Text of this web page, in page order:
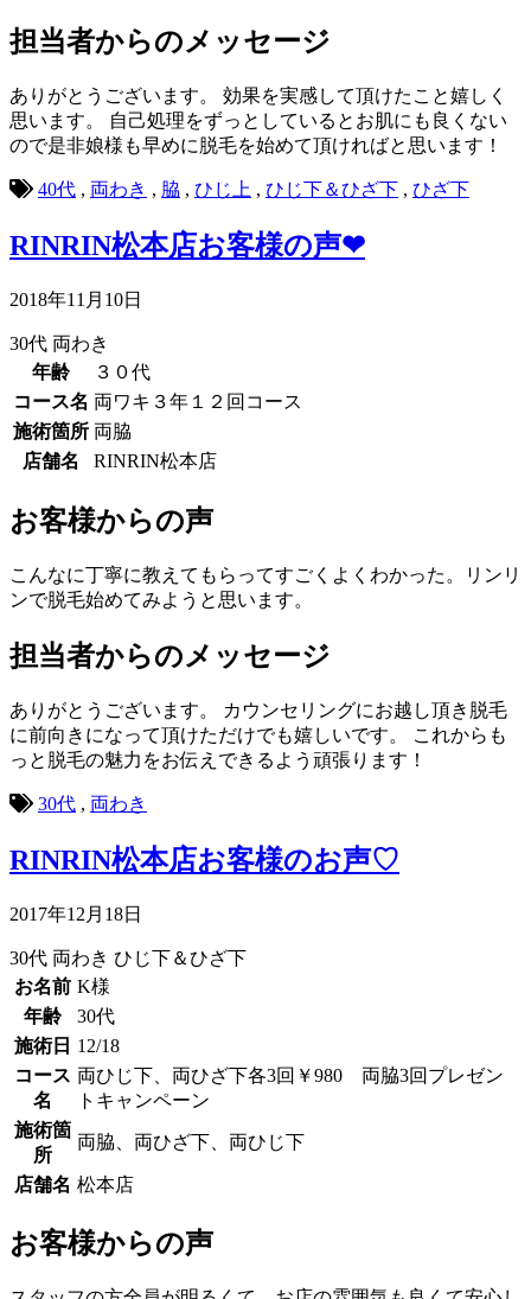
担当者からのメッセージ
ありがとうございます。 効果を実感して頂けたこと嬉しく
思います。 自己処理をずっとしているとお肌にも良くない
ので是非娘様も早めに脱毛を始めて頂ければと思います！
40代 , 両わき , 脇 , ひじ上 , ひじ下＆ひざ下 , ひざ下
RINRIN松本店お客様の声❤
2018年11月10日
30代 両わき
年齢
３０代
コース名 両ワキ３年１２回コース
施術箇所 両脇
店舗名
RINRIN松本店
お客様からの声
こんなに丁寧に教えてもらってすごくよくわかった。リンリ
ンで脱毛始めてみようと思います。
担当者からのメッセージ
ありがとうございます。 カウンセリングにお越し頂き脱毛
に前向きになって頂けただけでも嬉しいです。 これからも
っと脱毛の魅力をお伝えできるよう頑張ります！
30代 , 両わき
RINRIN松本店お客様のお声♡
2017年12月18日
30代 両わき ひじ下＆ひざ下
お名前 K様
年齢
30代
施術日 12/18
コース
名
両ひじ下、両ひざ下各3回￥980 両脇3回プレゼン
トキャンペーン
施術箇
所
両脇、両ひざ下、両ひじ下
店舗名 松本店
お客様からの声